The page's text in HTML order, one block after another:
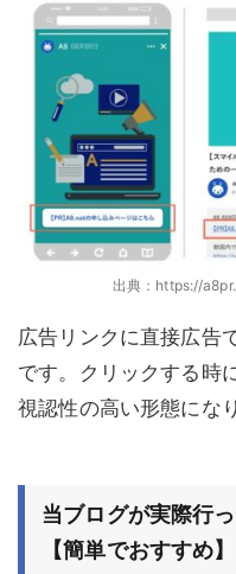
出典：https://
広告リンクに直接広告
です。クリックする時
視認性の高い形態にな
当ブログが実際行
【簡単でおすすめ】